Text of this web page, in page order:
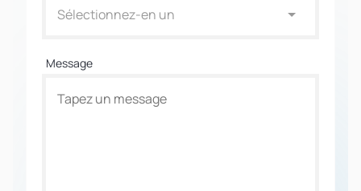
Sélectionnez-en un
Message